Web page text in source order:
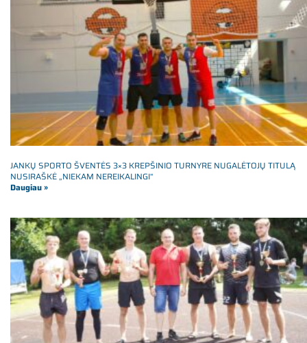
JANKŲ SPORTO ŠVENTĖS 3×3 KREPŠINIO TURNYRE NUGALĖTOJŲ TITULĄ
NUSIRAŠKĖ „NIEKAM NEREIKALINGI“
Daugiau »